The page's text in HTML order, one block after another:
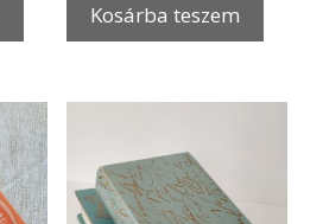
Kosárba teszem